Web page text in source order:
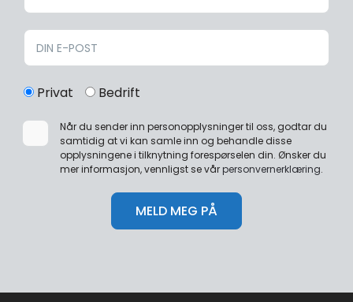
Privat Bedrift
Når du sender inn personopplysninger til oss, godtar du
samtidig at vi kan samle inn og behandle disse
opplysningene i tilknytning forespørselen din. Ønsker du
mer informasjon, vennligst se vårpersonvernerklæring.